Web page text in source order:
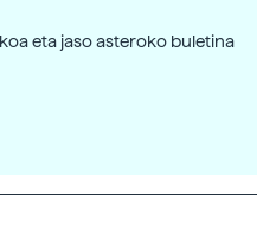
eta jaso asteroko buletina